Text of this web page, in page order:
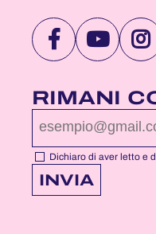
VISITA
PAGINA
DI
DI
RIMANI
Dichiaro di aver letto e
INVIA